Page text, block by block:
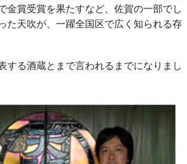
金賞受賞を果たすなど、佐賀の一部でし
た天吹が、一躍全国区で広く知られる存
する酒蔵とまで言われるまでになりまし